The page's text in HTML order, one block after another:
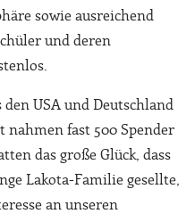
sowie ausreichend
und deren
USA und Deutschland
nahmen fast 500 Spender
das große Glück, dass
Lakota-Familie gesellte,
an unseren